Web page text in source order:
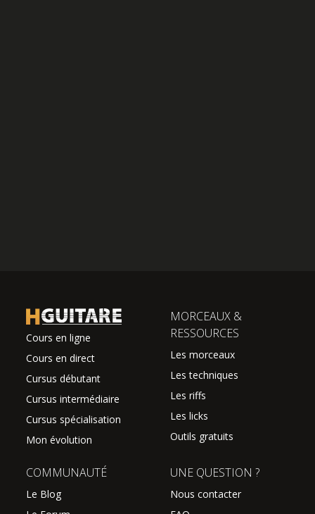
Cours en ligne
Cours en direct
Cursus débutant
Cursus intermédiaire
Cursus spécialisation
Mon évolution
MORCEAUX &
RESSOURCES
Les morceaux
Les techniques
Les riffs
Les licks
Outils gratuits
COMMUNAUTÉ
Le Blog
UNE QUESTION ?
Nous contacter